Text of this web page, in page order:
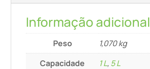
Informação adicional
Peso
1,070 kg
Capacidade
1 L, 5 L